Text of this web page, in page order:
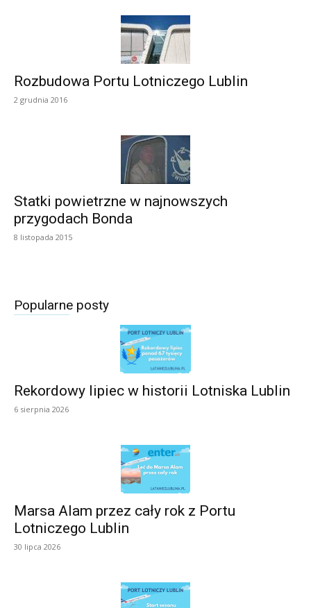
Rozbudowa Portu Lotniczego Lublin
2 grudnia 2016
Statki powietrzne w najnowszych
przygodach Bonda
8 listopada 2015
Popularne posty
Rekordowy lipiec w historii Lotniska Lublin
6 sierpnia 2026
Marsa Alam przez cały rok z Portu
Lotniczego Lublin
30 lipca 2026